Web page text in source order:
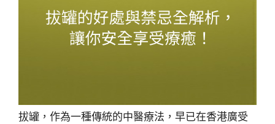
拔罐，作為一種傳統的中醫療法，早已在香港廣受